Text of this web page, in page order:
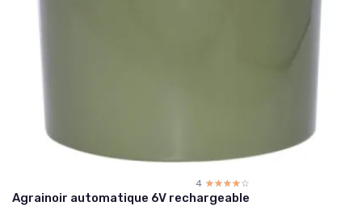
4 ☆☆☆☆☆
★★★★★
Agrainoir automatique 6V rechargeable